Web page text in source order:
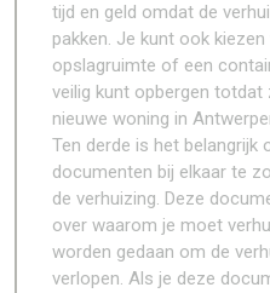
tijd en geld omdat de
pakken. Je kunt ook
opslagruimte of een
veilig kunt opbergen totdat
nieuwe woning in
Ten derde is het belangrijk
documenten bij elkaar te
de verhuizing. Deze
over waarom je moet
worden gedaan om de
verlopen. Als je deze